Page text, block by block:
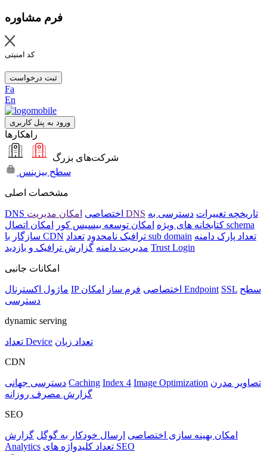
فرم مشاوره
کد امنیتی
ثبت درخواست
Fa
En
ورود به پنل کاربری
راهکارها
شرکت‌های بزرگ
سطح بیزینس
مشخصات اصلی
DNS اختصاصی امکان مدیریت DNS تاریخچه تغییرات دسترسی به
کتابخانه های ویژه امکان توسعه بیسیس کور
امکان اتصال schema
سازگار با CDN
ترافیک نامحدود تعداد sub domain تعداد پارک دامنه
مدیریت دامنه گزارش ترافیک و بازدید Trust Login
امکانات جانبی
ماژول اکسترنال IP اختصاصی فرم ساز امکان Endpoint SSL سطح
دسترسی
dynamic serving
تعداد Device تعداد زبان
CDN
دسترسی جهانی Caching Index 4 Image Optimization تصاویر مدرن
گزارش مصرف روزانه
SEO
امکان بهینه سازی اختصاصی ارسال خودکار به گوگل گزارش
Analytics
تعداد کلیدواژه های SEO